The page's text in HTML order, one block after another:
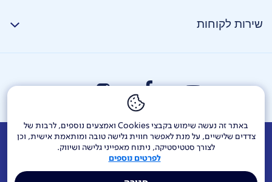
באתר זה נעשה שימוש בקבצי Cookies ואמצעים נוספים, לרבות של
צדדים שלישיים, על מנת לאפשר חווית גלישה טובה ומותאמת אישית, וכן
לצורך סטטיסטיקה, ניתוח מאפייני גלישה ושיווק.
לפרטים נוספים
שירות לקוחות
אודות דרושים צור קשר Investor Relations
הודעות חברה
מוקדי שירות ופניות ציבור
144 בזק בינלאומי